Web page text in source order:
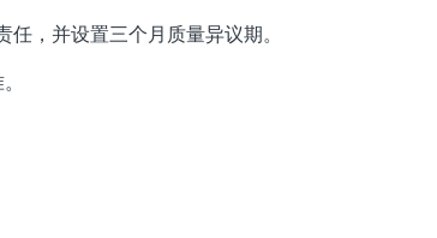
，并设置三个月质量异议期。